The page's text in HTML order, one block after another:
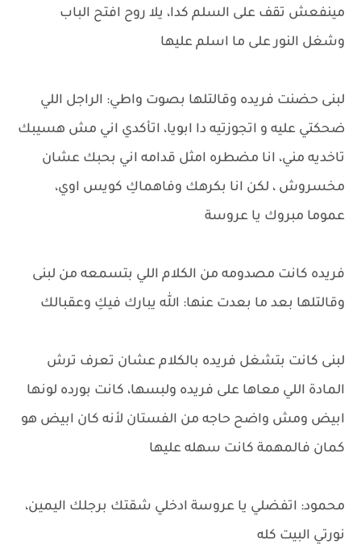
مينفعش تقف على السلم كدا، يلا روح افتح الباب
وشغل النور على ما اسلم عليها
لبنى حضنت فريده وقالتلها بصوت واطي: الراجل اللي
ضحكتي عليه و اتجوزتيه دا ابويا، اتأكدي اني مش هسيبك
تاخديه مني، انا مضطره امثل قدامه اني بحبك عشان
مخسروش ، لكن انا بكرهك وفاهماكِ كويس اوي،
عموما مبروك يا عروسة
فريده كانت مصدومه من الكلام اللي بتسمعه من لبنى
وقالتلها بعد ما بعدت عنها: الله يبارك فيكِ وعقبالك
لبنى كانت بتشغل فريده بالكلام عشان تعرف ترش
المادة اللي معاها على فريده ولبسها، كانت بورده لونها
ابيض ومش واضح حاجه من الفستان لأنه كان ابيض هو
كمان فالمهمة كانت سهله عليها
محمود: اتفضلي يا عروسة ادخلي شقتك برجلك اليمين،
نورتي البيت كله